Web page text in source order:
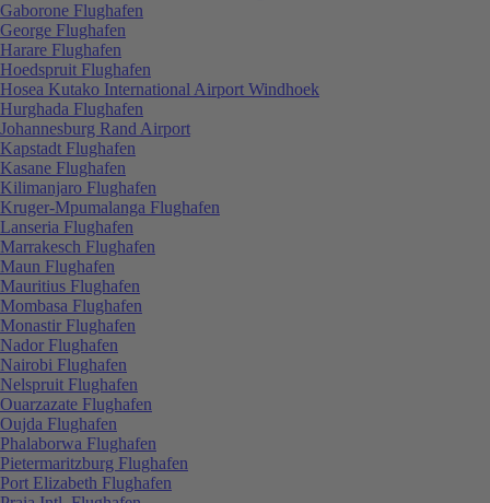
Gaborone Flughafen
George Flughafen
Harare Flughafen
Hoedspruit Flughafen
Hosea Kutako International Airport Windhoek
Hurghada Flughafen
Johannesburg Rand Airport
Kapstadt Flughafen
Kasane Flughafen
Kilimanjaro Flughafen
Kruger-Mpumalanga Flughafen
Lanseria Flughafen
Marrakesch Flughafen
Maun Flughafen
Mauritius Flughafen
Mombasa Flughafen
Monastir Flughafen
Nador Flughafen
Nairobi Flughafen
Nelspruit Flughafen
Ouarzazate Flughafen
Oujda Flughafen
Phalaborwa Flughafen
Pietermaritzburg Flughafen
Port Elizabeth Flughafen